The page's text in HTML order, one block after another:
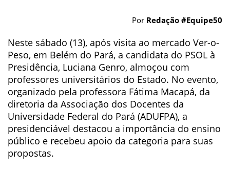
Por Redação #Equipe50
Neste sábado (13), após visita ao mercado Ver-o-
Peso, em Belém do Pará, a candidata do PSOL à
Presidência, Luciana Genro, almoçou com
professores universitários do Estado. No evento,
organizado pela professora Fátima Macapá, da
diretoria da Associação dos Docentes da
Universidade Federal do Pará (ADUFPA), a
presidenciável destacou a importância do ensino
público e recebeu apoio da categoria para suas
propostas.